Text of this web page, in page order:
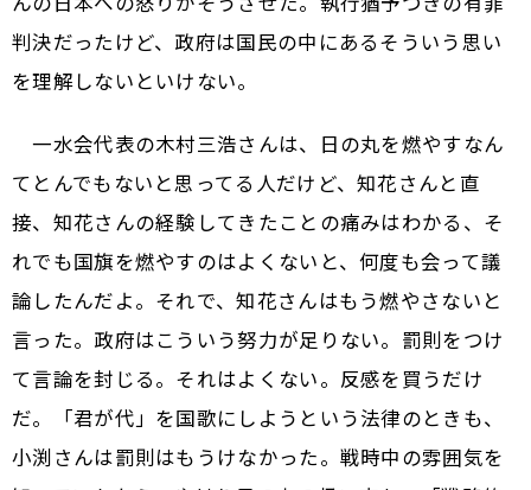
判決だったけど、政府は国民の中にあるそういう思い
を理解しないといけない。
一水会代表の木村三浩さんは、日の丸を燃やすなん
てとんでもないと思ってる人だけど、知花さんと直
接、知花さんの経験してきたことの痛みはわかる、そ
れでも国旗を燃やすのはよくないと、何度も会って議
論したんだよ。それで、知花さんはもう燃やさないと
言った。政府はこういう努力が足りない。罰則をつけ
て言論を封じる。それはよくない。反感を買うだけ
だ。「君が代」を国歌にしようという法律のときも、
小渕さんは罰則はもうけなかった。戦時中の雰囲気を